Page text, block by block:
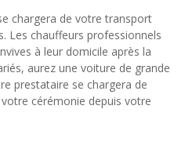
chargera de votre transport
Les chauffeurs professionnels
à leur domicile après la
aurez une voiture de grande
prestataire se chargera de
cérémonie depuis votre